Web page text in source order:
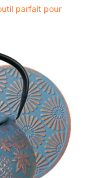
parfait pour